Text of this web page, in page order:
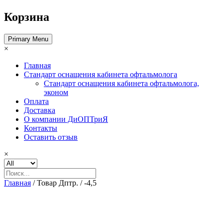
Корзина
Primary Menu
×
Главная
Стандарт оснащения кабинета офтальмолога
Стандарт оснащения кабинета офтальмолога,
эконом
Оплата
Доставка
О компании ДиОПТриЯ
Контакты
Оставить отзыв
×
Главная / Товар Дптр. / -4,5